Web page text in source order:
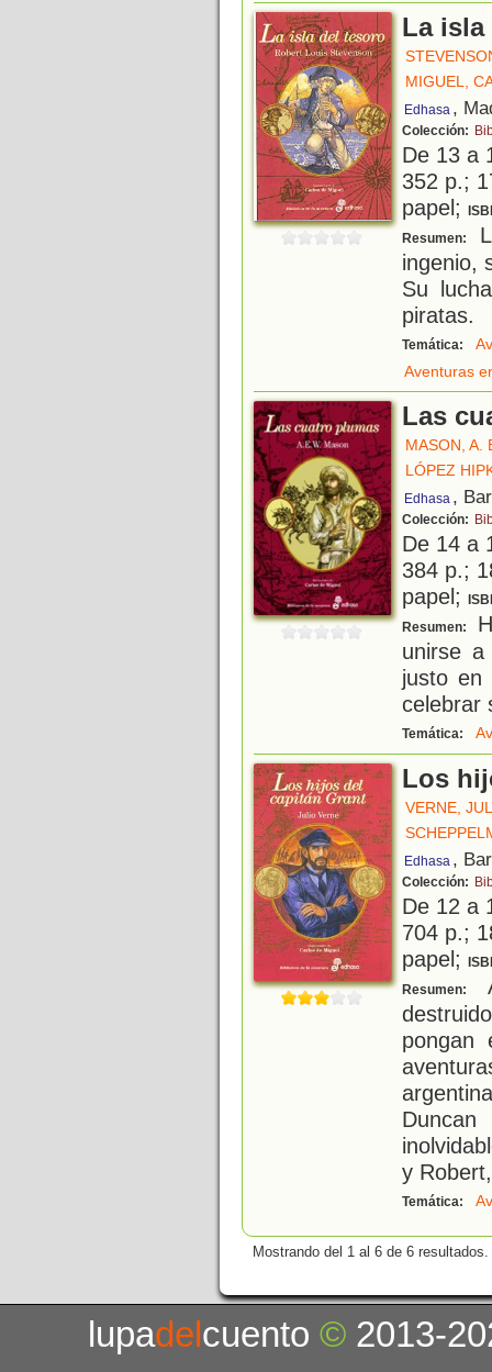
La
MIGUEL,
Edhasa ,
Colección:
De 13 a
352 p.;
papel;
Resumen:
ingenio,
Su
piratas.
Temática:
Aventuras
Las
MASON, A.
LÓPEZ
Edhasa ,
Colección:
De 14 a
384 p.;
papel;
Resumen:
unirse
justo
celebrar
Temática:
Los
VERNE,
Edhasa ,
Colección:
De 12 a
704 p.;
papel;
Resumen:
pongan
y
Temática:
Mostrando del 1 al 6 de 6 resultados.
lupadelcuento© 2013-